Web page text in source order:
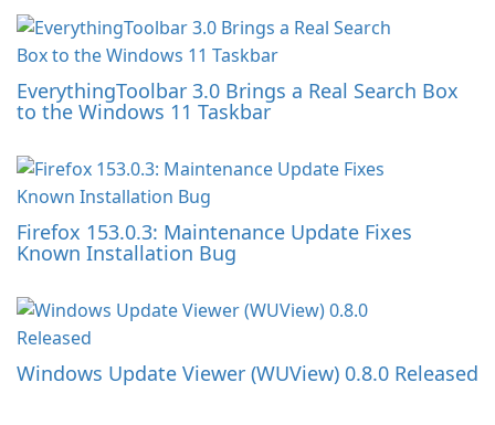
EverythingToolbar 3.0 Brings a Real Search Box
to the Windows 11 Taskbar
Firefox 153.0.3: Maintenance Update Fixes
Known Installation Bug
Windows Update Viewer (WUView) 0.8.0 Released